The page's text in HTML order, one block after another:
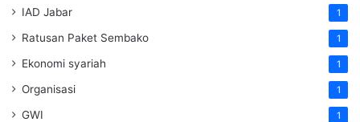
IAD Jabar 1
Ratusan Paket Sembako 1
Ekonomi syariah 1
Organisasi 1
GWI 1